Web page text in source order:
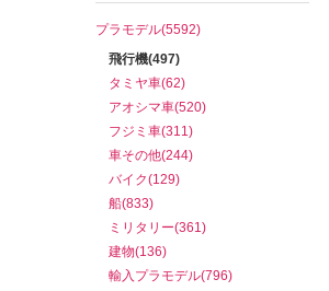
プラモデル(5592)
飛行機(497)
タミヤ車(62)
アオシマ車(520)
フジミ車(311)
車その他(244)
バイク(129)
船(833)
ミリタリー(361)
建物(136)
輸入プラモデル(796)